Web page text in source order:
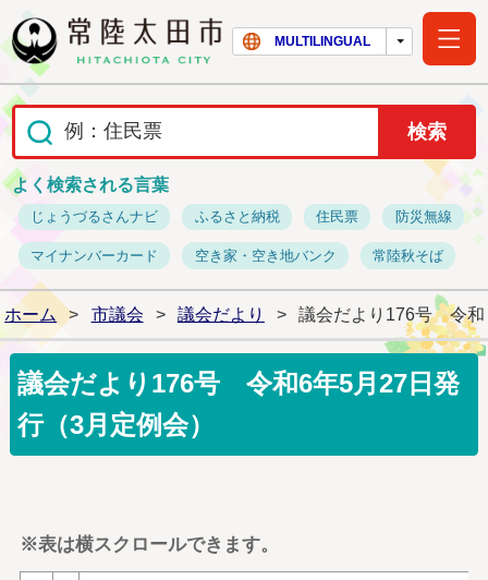
常陸太田市ホー
MULTILINGUAL
よく検索される言葉
じょうづるさんナビ ふるさと納税 住民票 防災無線
マイナンバーカード 空き家・空き地バンク 常陸秋そば
ホーム > 市議会 > 議会だより > 議会だより176号 令和
議会だより176号 令和6年5月27日発
行（3月定例会）
※表は横スクロールできます。